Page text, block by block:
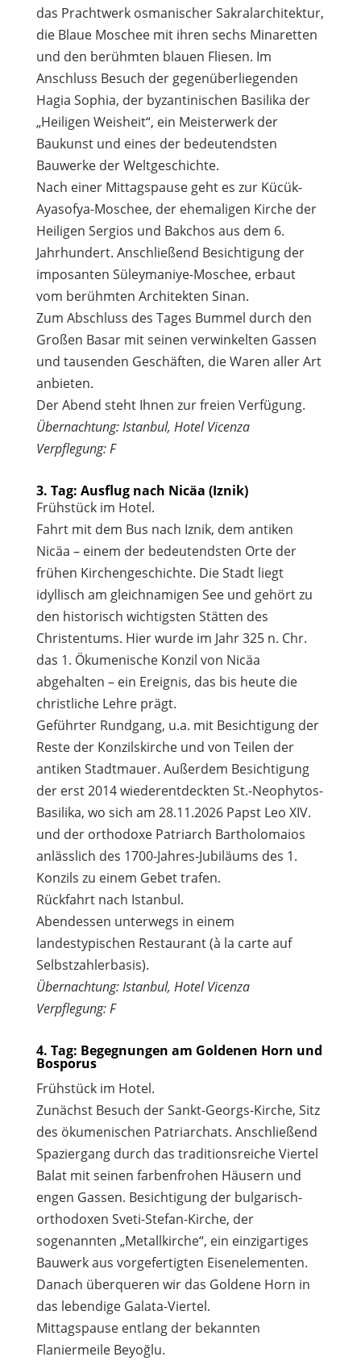
das Prachtwerk osmanischer Sakralarchitektur,
die Blaue Moschee mit ihren sechs Minaretten
und den berühmten blauen Fliesen. Im
Anschluss Besuch der gegenüberliegenden
Hagia Sophia, der byzantinischen Basilika der
„Heiligen Weisheit“, ein Meisterwerk der
Baukunst und eines der bedeutendsten
Bauwerke der Weltgeschichte.
Nach einer Mittagspause geht es zur Kücük-
Ayasofya-Moschee, der ehemaligen Kirche der
Heiligen Sergios und Bakchos aus dem 6.
Jahrhundert. Anschließend Besichtigung der
imposanten Süleymaniye-Moschee, erbaut
vom berühmten Architekten Sinan.
Zum Abschluss des Tages Bummel durch den
Großen Basar mit seinen verwinkelten Gassen
und tausenden Geschäften, die Waren aller Art
anbieten.
Der Abend steht Ihnen zur freien Verfügung.
Übernachtung: Istanbul, Hotel Vicenza
Verpflegung: F
3. Tag: Ausflug nach Nicäa (Iznik)
Frühstück im Hotel.
Fahrt mit dem Bus nach Iznik, dem antiken
Nicäa – einem der bedeutendsten Orte der
frühen Kirchengeschichte. Die Stadt liegt
idyllisch am gleichnamigen See und gehört zu
den historisch wichtigsten Stätten des
Christentums. Hier wurde im Jahr 325 n. Chr.
das 1. Ökumenische Konzil von Nicäa
abgehalten – ein Ereignis, das bis heute die
christliche Lehre prägt.
Geführter Rundgang, u.a. mit Besichtigung der
Reste der Konzilskirche und von Teilen der
antiken Stadtmauer. Außerdem Besichtigung
der erst 2014 wiederentdeckten St.-Neophytos-
Basilika, wo sich am 28.11.2026 Papst Leo XIV.
und der orthodoxe Patriarch Bartholomaios
anlässlich des 1700-Jahres-Jubiläums des 1.
Konzils zu einem Gebet trafen.
Rückfahrt nach Istanbul.
Abendessen unterwegs in einem
landestypischen Restaurant (à la carte auf
Selbstzahlerbasis).
Übernachtung: Istanbul, Hotel Vicenza
Verpflegung: F
4. Tag: Begegnungen am Goldenen Horn und
Bosporus
Frühstück im Hotel.
Zunächst Besuch der Sankt-Georgs-Kirche, Sitz
des ökumenischen Patriarchats. Anschließend
Spaziergang durch das traditionsreiche Viertel
Balat mit seinen farbenfrohen Häusern und
engen Gassen. Besichtigung der bulgarisch-
orthodoxen Sveti-Stefan-Kirche, der
sogenannten „Metallkirche“, ein einzigartiges
Bauwerk aus vorgefertigten Eisenelementen.
Danach überqueren wir das Goldene Horn in
das lebendige Galata-Viertel.
Mittagspause entlang der bekannten
Flaniermeile Beyoğlu.